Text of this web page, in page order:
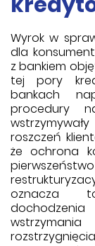
Wyrok w
dla
z bankiem
tej pory
bankach
procedury
roszczeń
że ochrona
oznacza